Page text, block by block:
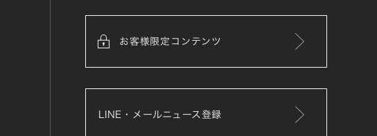
お客様限定コンテンツ
LINE・メールニュース登録